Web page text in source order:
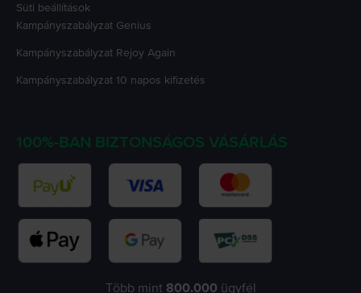
Süti beállítások
Kampányszabályzat Genius
Kampányszabályzat Rejoy Again
Kampányszabályzat 10 napos kifizetés
100%-BAN BIZTONSÁGOS VÁSÁRLÁS
Több mint 800.000 ügyfél